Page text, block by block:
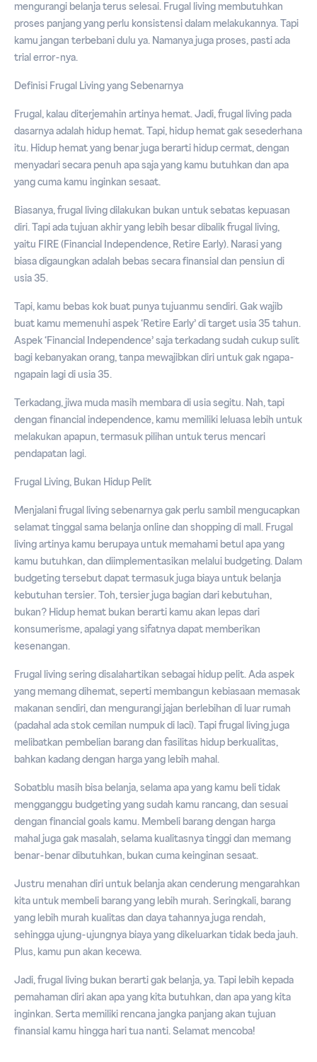
mengurangi belanja terus selesai. Frugal living membutuhkan
proses panjang yang perlu konsistensi dalam melakukannya. Tapi
kamu jangan terbebani dulu ya. Namanya juga proses, pasti ada
trial error-nya.
Definisi Frugal Living yang Sebenarnya
Frugal, kalau diterjemahin artinya hemat. Jadi, frugal living pada
dasarnya adalah hidup hemat. Tapi, hidup hemat gak sesederhana
itu. Hidup hemat yang benar juga berarti hidup cermat, dengan
menyadari secara penuh apa saja yang kamu butuhkan dan apa
yang cuma kamu inginkan sesaat.
Biasanya, frugal living dilakukan bukan untuk sebatas kepuasan
diri. Tapi ada tujuan akhir yang lebih besar dibalik frugal living,
yaitu FIRE (Financial Independence, Retire Early). Narasi yang
biasa digaungkan adalah bebas secara finansial dan pensiun di
usia 35.
Tapi, kamu bebas kok buat punya tujuanmu sendiri. Gak wajib
buat kamu memenuhi aspek ‘Retire Early’ di target usia 35 tahun.
Aspek ‘Financial Independence’ saja terkadang sudah cukup sulit
bagi kebanyakan orang, tanpa mewajibkan diri untuk gak ngapa-
ngapain lagi di usia 35.
Terkadang, jiwa muda masih membara di usia segitu. Nah, tapi
dengan financial independence, kamu memiliki leluasa lebih untuk
melakukan apapun, termasuk pilihan untuk terus mencari
pendapatan lagi.
Frugal Living, Bukan Hidup Pelit
Menjalani frugal living sebenarnya gak perlu sambil mengucapkan
selamat tinggal sama belanja online dan shopping di mall. Frugal
living artinya kamu berupaya untuk memahami betul apa yang
kamu butuhkan, dan diimplementasikan melalui budgeting. Dalam
budgeting tersebut dapat termasuk juga biaya untuk belanja
kebutuhan tersier. Toh, tersier juga bagian dari kebutuhan,
bukan? Hidup hemat bukan berarti kamu akan lepas dari
konsumerisme, apalagi yang sifatnya dapat memberikan
kesenangan.
Frugal living sering disalahartikan sebagai hidup pelit. Ada aspek
yang memang dihemat, seperti membangun kebiasaan memasak
makanan sendiri, dan mengurangi jajan berlebihan di luar rumah
(padahal ada stok cemilan numpuk di laci). Tapi frugal living juga
melibatkan pembelian barang dan fasilitas hidup berkualitas,
bahkan kadang dengan harga yang lebih mahal.
Sobatblu masih bisa belanja, selama apa yang kamu beli tidak
mengganggu budgeting yang sudah kamu rancang, dan sesuai
dengan financial goals kamu. Membeli barang dengan harga
mahal juga gak masalah, selama kualitasnya tinggi dan memang
benar-benar dibutuhkan, bukan cuma keinginan sesaat.
Justru menahan diri untuk belanja akan cenderung mengarahkan
kita untuk membeli barang yang lebih murah. Seringkali, barang
yang lebih murah kualitas dan daya tahannya juga rendah,
sehingga ujung-ujungnya biaya yang dikeluarkan tidak beda jauh.
Plus, kamu pun akan kecewa.
Jadi, frugal living bukan berarti gak belanja, ya. Tapi lebih kepada
pemahaman diri akan apa yang kita butuhkan, dan apa yang kita
inginkan. Serta memiliki rencana jangka panjang akan tujuan
finansial kamu hingga hari tua nanti. Selamat mencoba!